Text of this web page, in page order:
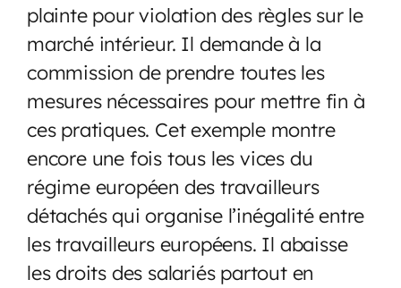
plainte pour violation des règles sur le
marché intérieur. Il demande à la
commission de prendre toutes les
mesures nécessaires pour mettre fin à
ces pratiques. Cet exemple montre
encore une fois tous les vices du
régime européen des travailleurs
détachés qui organise l’inégalité entre
les travailleurs européens. Il abaisse
les droits des salariés partout en